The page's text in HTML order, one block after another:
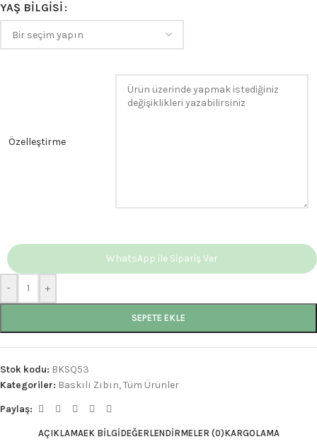
YAŞ BILGISI
Özelleştirme
- +
SEPETE EKLE
WhatsApp ile Sipariş Ver
Stok kodu: BKSQ53
Kategoriler: Baskılı Zıbın,Tüm Ürünler
Paylaş:
AÇIKLAMAEK BILGIDEĞERLENDIRMELER (0)KARGOLAMA